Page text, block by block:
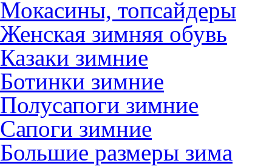
Мокасины, топсайдеры
Женская зимняя обувь
Казаки зимние
Ботинки зимние
Полусапоги зимние
Сапоги зимние
Большие размеры зима